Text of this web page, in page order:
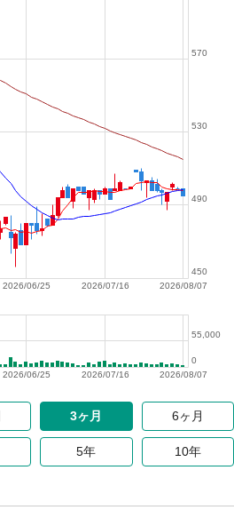
2026/08/07
2026/07/16
2026/06/25
450
490
530
570
2026/08/07
2026/07/16
2026/06/25
0
55,000
3ヶ月 6ヶ月
5年 10年